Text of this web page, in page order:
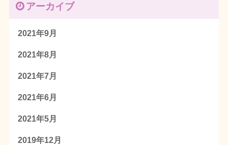
アーカイブ
2021年9月
2021年8月
2021年7月
2021年6月
2021年5月
2019年12月